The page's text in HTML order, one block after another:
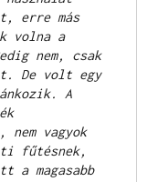
erre más
volna a
nem, csak
De volt egy
A
vagyok
fűtésnek,
a magasabb